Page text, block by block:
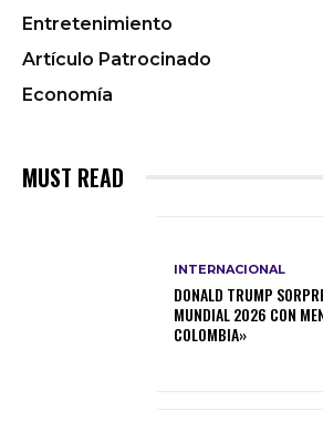
Entretenimiento
Artículo Patrocinado
Economía
MUST READ
INTERNACIONAL
DONALD TRUMP
MUNDIAL 2026 CON
COLOMBIA»